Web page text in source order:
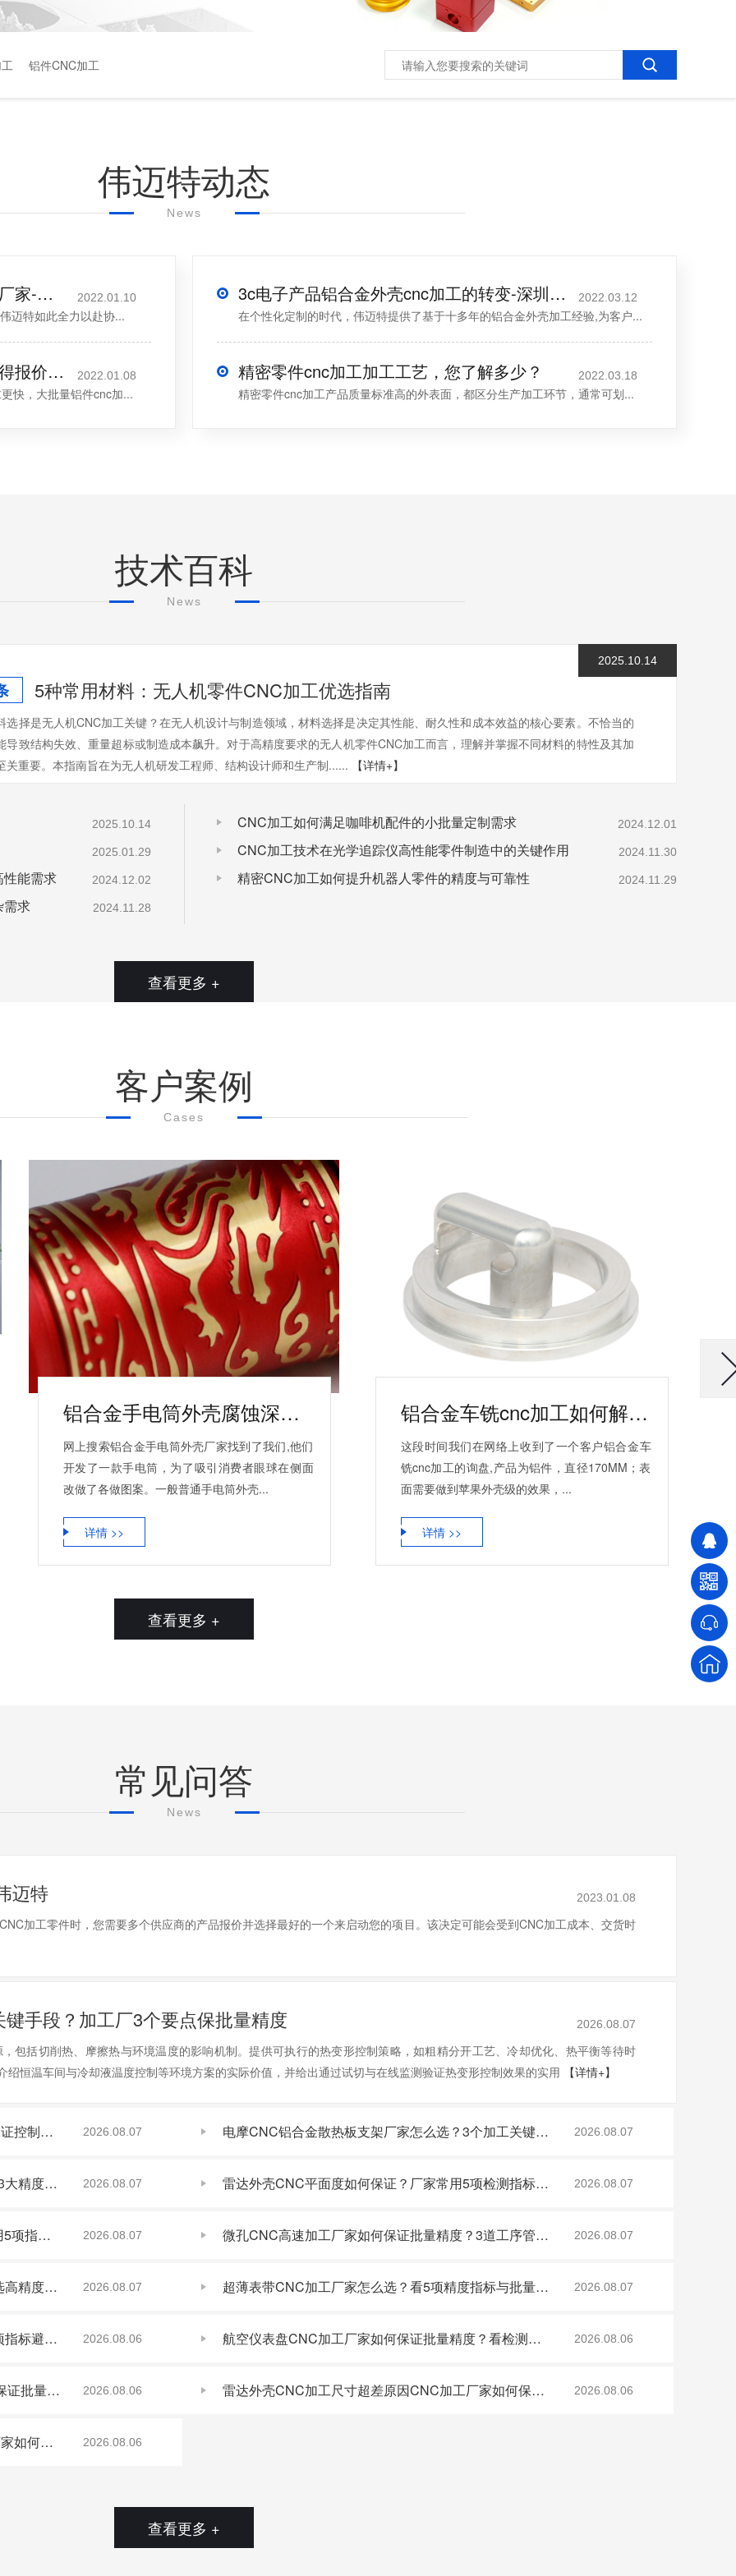
铝件CNC加工
伟迈特动态
News
批量铝合金cnc加工-一个解决问题的厂家-深圳伟迈特 2022.01.10
迈特如此全力以赴协...
批量铝件cnc加工厂家-更快并准确获得报价-深圳伟迈特 2022.01.08
快，大批量铝件cnc加...
3c电子产品铝合金外壳cnc加工的转变-深圳伟迈特 2022.03.12
在个性化定制的时代，伟迈特提供了基于十多年的铝合金外壳加工经验,为客户...
精密零件cnc加工加工工艺，您了解多少？ 2022.03.18
精密零件cnc加工产品质量标准高的外表面，都区分生产加工环节，通常可划...
技术百科
News
2025.10.14
5种常用材料：无人机零件CNC加工优选指南
选择是无人机CNC加工关键？在无人机设计与制造领域，材料选择是决定其性能、耐久性和成本效益的核心要素。不恰当的
导致结构失效、重量超标或制造成本飙升。对于高精度要求的无人机零件CNC加工而言，理解并掌握不同材料的特性及其加
关重要。本指南旨在为无人机研发工程师、结构设计师和生产制......
【详情+】
2025.10.14
2025.01.29
能需求 2024.12.02
CNC加工如何满足咖啡机配件的小批量定制需求 2024.12.01
CNC加工技术在光学追踪仪高性能零件制造中的关键作用 2024.11.30
精密CNC加工如何提升机器人零件的精度与可靠性 2024.11.29
需求 2024.11.28
查看更多 +
客户案例
Cases
铝合金手电筒外壳腐蚀深度0.25mm案例-深圳伟迈特
网上搜索铝合金手电筒外壳厂家找到了我们,他们
开发了一款手电筒，为了吸引消费者眼球在侧面
改做了各做图案。一般普通手电筒外壳...
详情 >>
铝合金车铣cnc加工如何解决应力变形异常
这段时间我们在网络上收到了一个客户铝合金车
铣cnc加工的询盘,产品为铝件，直径170MM；表
面需要做到苹果外壳级的效果，...
详情 >>
查看更多 +
常见问答
News
迈特 2023.01.08
加工零件时，您需要多个供应商的产品报价并选择最好的一个来启动您的项目。该决定可能会受到CNC加工成本、交货时
手段？加工厂3个要点保批量精度 2026.08.07
包括切削热、摩擦热与环境温度的影响机制。提供可执行的热变形控制策略，如粗精分开工艺、冷却优化、热平衡等待时
恒温车间与冷却液温度控制等环境方案的实际价值，并给出通过试切与在线监测验证热变形控制效果的实用
【详情+】
尼龙铰链座CNC加工推荐CNC加工厂家如何保证控制要点判断方法5项指标 2026.08.07 电摩CNC铝合金散热板支架厂家怎么选？3个加工关键点判断质量 2026.08.07
CNC传感器底座报价解析：高外观加工厂家用3大精度检测保证批量交付 2026.08.07 雷达外壳CNC平面度如何保证？厂家常用5项检测指标解析 2026.08.07
人形机器人PEEK加工绝缘件变形案例：厂家用5项指标精准解决 2026.08.07 微孔CNC高速加工厂家如何保证批量精度？3道工序管控与效率实测 2026.08.07
军工雷达CNC加工厂家推荐：3项核心指标筛选高精度批量交付方案 2026.08.07 超薄表带CNC加工厂家怎么选？看5项精度指标与批量一致性案例 2026.08.07
人形机器人小腿壳体CNC厂家怎么选？看准5项指标避开加工误区 2026.08.06 航空仪表盘CNC加工厂家如何保证批量精度？看检测设备与工艺方案5项指标 2026.08.06
光学外壳五轴加工精度看哪些指标？厂家如何保证批量一致性达标（33字） 2026.08.06 雷达外壳CNC加工尺寸超差原因CNC加工厂家如何保证控制要点 2026.08.06
高精度CNC加工刀具寿命缩短原因CNC加工厂家如何保证控制要点 2026.08.06
查看更多 +